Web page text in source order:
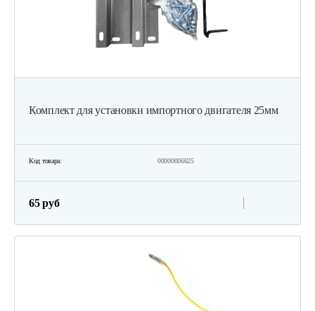
Комплект для установки импортного двигателя 25мм
Код товара: 00000006625
65 руб